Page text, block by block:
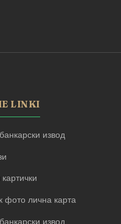
LINKI
извод
фото лична карта
извод